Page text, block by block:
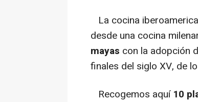
La cocina
desde una cocina
mayas con la adopción
finales del siglo XV, de
Recogemos aquí10